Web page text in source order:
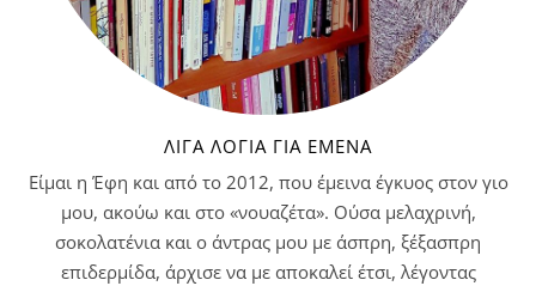
ΛΊΓΑ ΛΌΓΙΑ ΓΙΑ ΕΜΈΝΑ
Είμαι η Έφη και από το 2012, που έμεινα έγκυος στον γιο
μου, ακούω και στο «νουαζέτα». Ούσα μελαχρινή,
σοκολατένια και ο άντρας μου με άσπρη, ξέξασπρη
επιδερμίδα, άρχισε να με αποκαλεί έτσι, λέγοντας